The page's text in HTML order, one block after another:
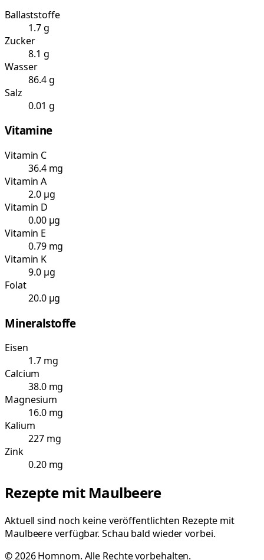
Ballaststoffe
1.7 g
Zucker
8.1 g
Wasser
86.4 g
Salz
0.01 g
Vitamine
Vitamin C
36.4 mg
Vitamin A
2.0 µg
Vitamin D
0.00 µg
Vitamin E
0.79 mg
Vitamin K
9.0 µg
Folat
20.0 µg
Mineralstoffe
Eisen
1.7 mg
Calcium
38.0 mg
Magnesium
16.0 mg
Kalium
227 mg
Zink
0.20 mg
Rezepte mit Maulbeere
Aktuell sind noch keine veröffentlichten Rezepte mit
Maulbeereverfügbar. Schau bald wieder vorbei.
©2026Homnom. Alle Rechte vorbehalten.